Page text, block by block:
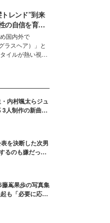
りさんと橋下美
音で女子会トー
けを快適に過ご
が感動した夏の
迫りました。
レンド”到来
の自信を育む
」って？
国内外で
ラスヘア）」と
イルが熱い視線
の美しさ”に改
増えている様
な憧れの艶やか
る、美容好きの
内村颯太らジュ
人制作の新曲＆
ネプロレポ】
を決断した次男
るのも嫌だっ
嶌果歩の写真集
も「必要に応じ